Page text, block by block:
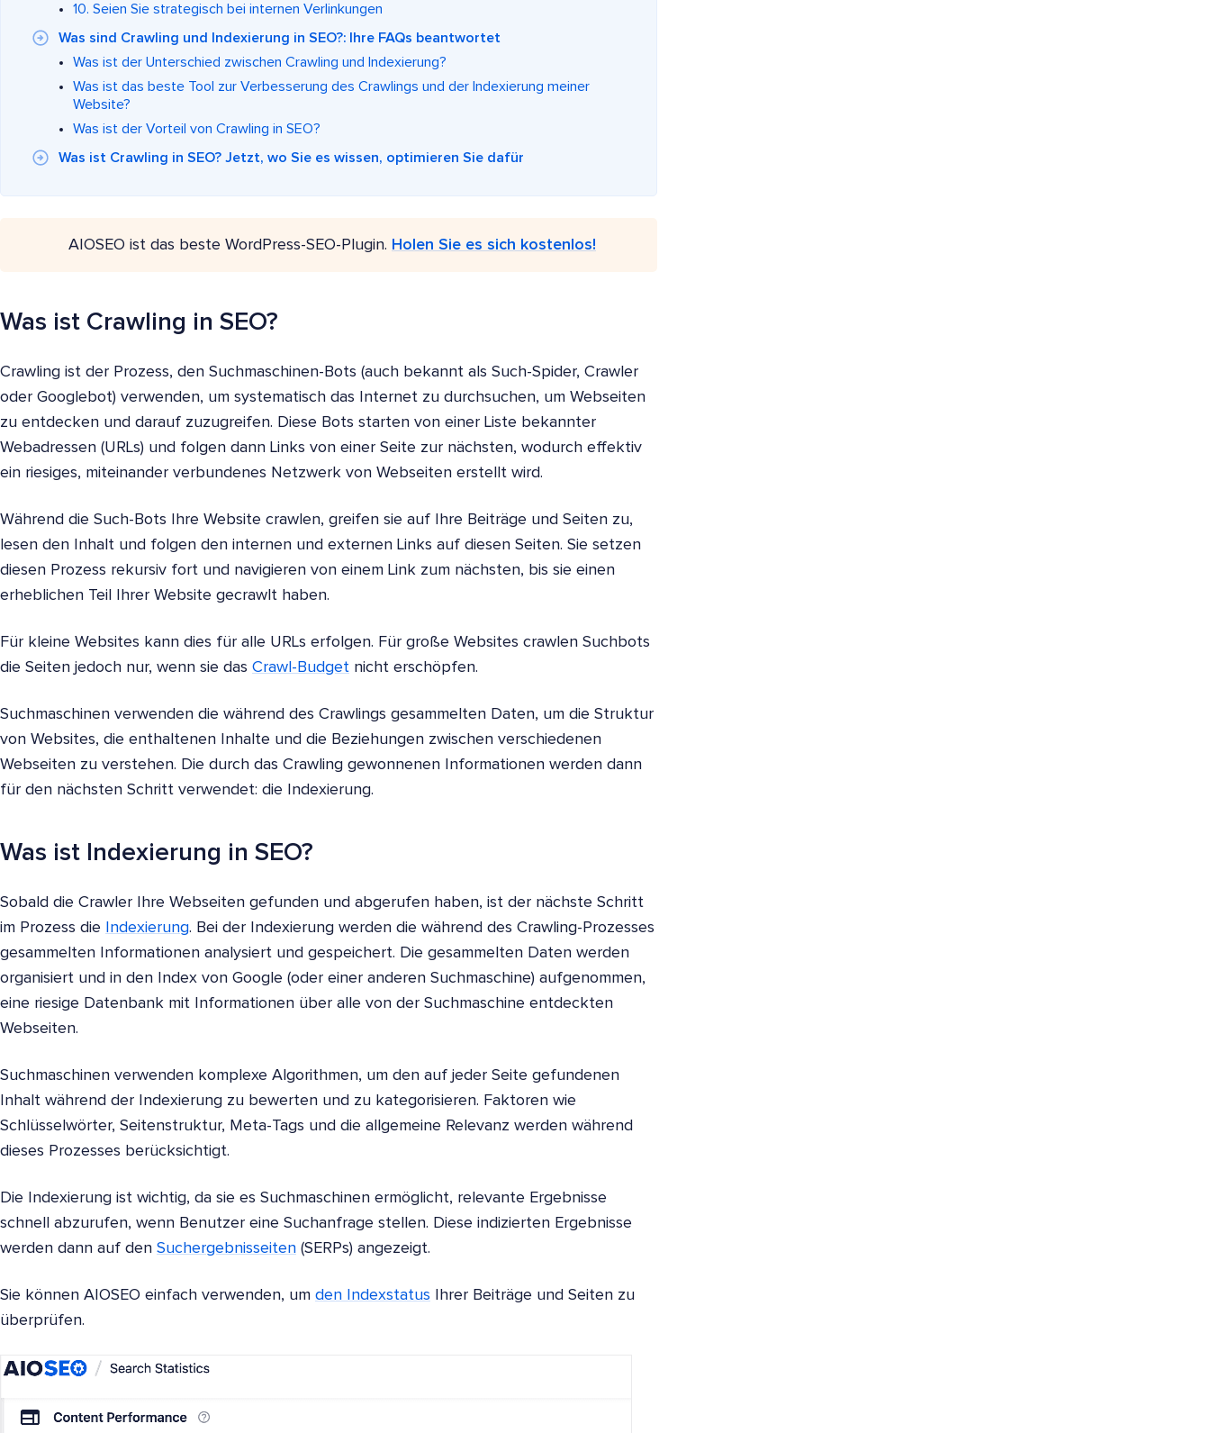
10. Seien Sie strategisch bei internen Verlinkungen
Was sind Crawling und Indexierung in SEO?: Ihre FAQs beantwortet
Was ist der Unterschied zwischen Crawling und Indexierung?
Was ist das beste Tool zur Verbesserung des Crawlings und der Indexierung meiner
Website?
Was ist der Vorteil von Crawling in SEO?
Was ist Crawling in SEO? Jetzt, wo Sie es wissen, optimieren Sie dafür
AIOSEO ist das beste WordPress-SEO-Plugin. Holen Sie es sich kostenlos!
Was ist Crawling in SEO?
Crawling ist der Prozess, den Suchmaschinen-Bots (auch bekannt als Such-Spider, Crawler
oder Googlebot) verwenden, um systematisch das Internet zu durchsuchen, um Webseiten
zu entdecken und darauf zuzugreifen. Diese Bots starten von einer Liste bekannter
Webadressen (URLs) und folgen dann Links von einer Seite zur nächsten, wodurch effektiv
ein riesiges, miteinander verbundenes Netzwerk von Webseiten erstellt wird.
Während die Such-Bots Ihre Website crawlen, greifen sie auf Ihre Beiträge und Seiten zu,
lesen den Inhalt und folgen den internen und externen Links auf diesen Seiten. Sie setzen
diesen Prozess rekursiv fort und navigieren von einem Link zum nächsten, bis sie einen
erheblichen Teil Ihrer Website gecrawlt haben.
Für kleine Websites kann dies für alle URLs erfolgen. Für große Websites crawlen Suchbots
die Seiten jedoch nur, wenn sie das Crawl-Budget nicht erschöpfen.
Suchmaschinen verwenden die während des Crawlings gesammelten Daten, um die Struktur
von Websites, die enthaltenen Inhalte und die Beziehungen zwischen verschiedenen
Webseiten zu verstehen. Die durch das Crawling gewonnenen Informationen werden dann
für den nächsten Schritt verwendet: die Indexierung.
Was ist Indexierung in SEO?
Sobald die Crawler Ihre Webseiten gefunden und abgerufen haben, ist der nächste Schritt
im Prozess die
Indexierung. Bei der Indexierung werden die während des Crawling-Prozesses
gesammelten Informationen analysiert und gespeichert. Die gesammelten Daten werden
organisiert und in den Index von Google (oder einer anderen Suchmaschine) aufgenommen,
eine riesige Datenbank mit Informationen über alle von der Suchmaschine entdeckten
Webseiten.
Suchmaschinen verwenden komplexe Algorithmen, um den auf jeder Seite gefundenen
Inhalt während der Indexierung zu bewerten und zu kategorisieren. Faktoren wie
Schlüsselwörter, Seitenstruktur, Meta-Tags und die allgemeine Relevanz werden während
dieses Prozesses berücksichtigt.
Die Indexierung ist wichtig, da sie es Suchmaschinen ermöglicht, relevante Ergebnisse
schnell abzurufen, wenn Benutzer eine Suchanfrage stellen. Diese indizierten Ergebnisse
werden dann auf den Suchergebnisseiten (SERPs) angezeigt.
Sie können AIOSEO einfach verwenden, um den Indexstatus Ihrer Beiträge und Seiten zu
überprüfen.